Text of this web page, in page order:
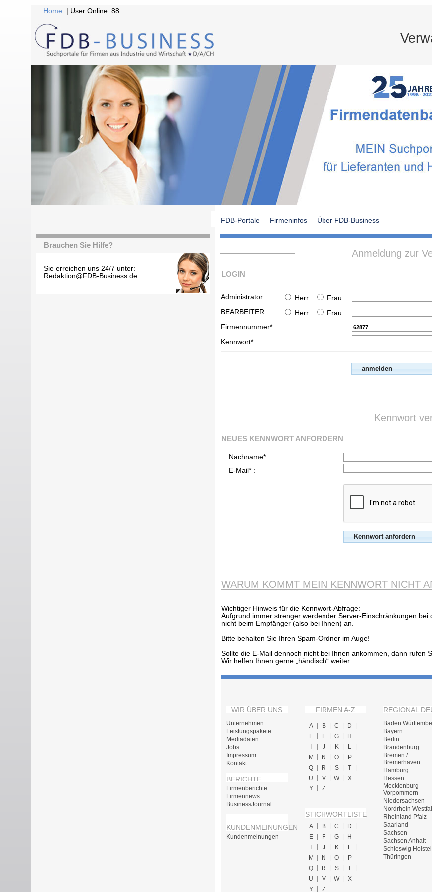
Home | User Online: 88
FDB-Portale Firmeninfos Über FDB-Business
Brauchen Sie Hilfe?
Sie erreichen uns 24/7 unter:
Redaktion@FDB-Business.de
Anmeldung zur
LOGIN
Administrator: Herr Frau
BEARBEITER:
Herr Frau
Firmennummer* :
Kennwort* :
Kennwort
NEUES KENNWORT ANFORDERN
Nachname* :
E-Mail* :
WARUM KOMMT MEIN KENNWORT NICHT
Wichtiger Hinweis für die Kennwort-Abfrage:
Aufgrund immer strenger werdender Server-Einschränkungen
nicht beim Empfänger (also bei Ihnen) an.
Bitte behalten Sie Ihren Spam-Ordner im Auge!
Sollte die E-Mail dennoch nicht bei Ihnen ankommen, dann rufen
Wir helfen Ihnen gerne „händisch“ weiter.
WIR ÜBER UNS
Unternehmen
Leistungspakete
Mediadaten
Jobs
Impressum
Kontakt
BERICHTE
Firmenberichte
Firmennews
BusinessJournal
KUNDENMEINUNGEN
Kundenmeinungen
FIRMEN A-Z
A B C
D
E
F G
H
I
J K
L
M
N O
P
Q
R S
T
U
V W
X
Y
Z
STICHWORTLISTE
A B C
D
E
F G
H
I
J K
L
M
N O
P
Q
R S
T
U
V W
X
Y
Z
REGIONAL
Baden
Bayern
Berlin
Brandenburg
Bremen /
Bremerhaven
Hamburg
Hessen
Mecklenburg
Vorpommern
Niedersachsen
Nordrhein
Rheinland Pfalz
Saarland
Sachsen
Sachsen Anhalt
Schleswig
Thüringen